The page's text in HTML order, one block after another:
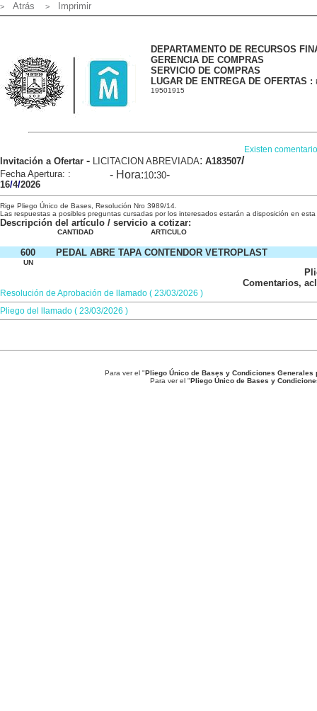
> Atrás > Imprimir
DEPARTAMENTO DE RECURSOS
GERENCIA DE COMPRAS
SERVICIO DE COMPRAS
LUGAR DE ENTREGA DE OFERTAS :
19501915
Existen
Invitación a Ofertar - LICITACION ABREVIADA: A183507/
Fecha Apertura: :
16/4/2026
- Hora:10:30-
Rige Pliego Único de Bases, Resolución Nro 3989/14.
Las respuestas a posibles preguntas cursadas por los interesados estarán a disposición en esta
Descripción del artículo / servicio a cotizar:
CANTIDAD ARTICULO
600
PEDAL ABRE TAPA CONTENDOR VETROPLAST
UN
Comentarios,
Resolución de Aprobación de llamado ( 23/03/2026 )
Pliego del llamado ( 23/03/2026 )
Para ver el "Pliego Único de Bases y Condiciones
Para ver el "Pliego Único de Bases y